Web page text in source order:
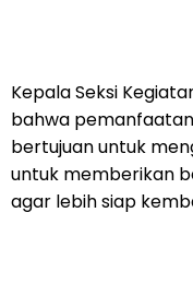
Kepala Seksi
bahwa
bertujuan untuk
untuk memberikan
agar lebih siap